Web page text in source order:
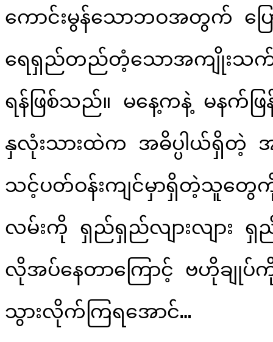
ကောင်းမွန်သောဘဝအတွက် ပြ
ရေရှည်တည်တံ့သောအကျိုးသက်
ရန်ဖြစ်သည်။ မနေ့ကနဲ့ မနက်ဖ
နှလုံးသားထဲက အဓိပ္ပါယ်ရှိတဲ့
သင့်ပတ်ဝန်းကျင်မှာရှိတဲ့သူတွေကို
လမ်းကို ရှည်ရှည်လျားလျား
လိုအပ်နေတာကြောင့် ဗဟိုချုပ်
သွားလိုက်ကြရအောင်…